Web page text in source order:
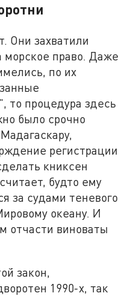
Они захватили
морское право. Даже
по их
то процедура здесь
было срочно
регистрации
книксен
будто ему
за судами теневого
океану. И
отчасти виноваты
закон,
1990-х, так